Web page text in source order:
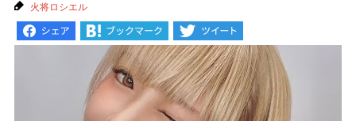
火将ロシエル